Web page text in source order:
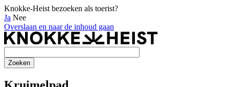
Knokke-Heist bezoeken als toerist?
Ja Nee
Overslaan en naar de inhoud gaan